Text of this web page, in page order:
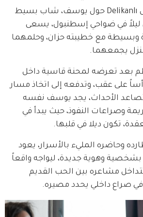
تدور أحداث مسلسل Delikanlı حول يوسف، شاب بسيط
في ضواحي إسطنبول، يسعى
وبسيطة مع خطيبته حزان، وحلمهما
يجمعهما.
بعد تعرضه لمحنة قاسية داخل
على عقب، وتدفعه إلى اتخاذ مسار
الأحداث، يجد يوسف نفسه
وصراعات النفوذ، حيث يبدأ في
تكون ديلا في قلبها.
وحاضره المليء بالأسرار، يعود
وهوية جديدة، ليواجه واقعاً
مشاعره بين الحب القديم
في صراع داخلي يحدد مصيره.